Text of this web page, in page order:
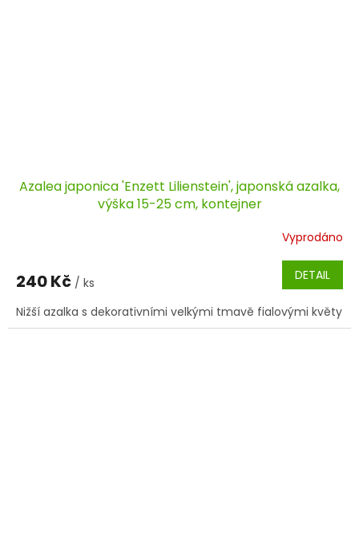
Azalea japonica 'Enzett Lilienstein', japonská azalka,
výška 15-25 cm, kontejner
Vyprodáno
240 Kč / ks DETAIL
Nižší azalka s dekorativními velkými tmavě fialovými květy